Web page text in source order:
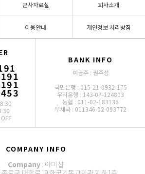
군사자료실 회사소개
이용안내 개인정보 처리방침
BANK INFO
예금주 : 권주성
국민은행 : 015-21-0932-175
우리은행 : 143-07-124803
농협 : 011-02-183136
우체국 : 011346-02-093772
COMPANY INFO
Company : 아미샵